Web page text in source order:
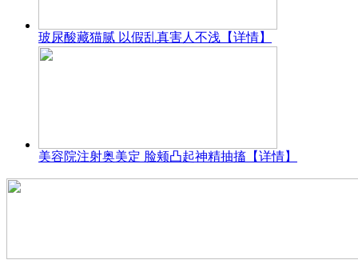
玻尿酸藏猫腻 以假乱真害人不浅 【详情】
美容院注射奥美定 脸颊凸起神精抽搐 【详情】